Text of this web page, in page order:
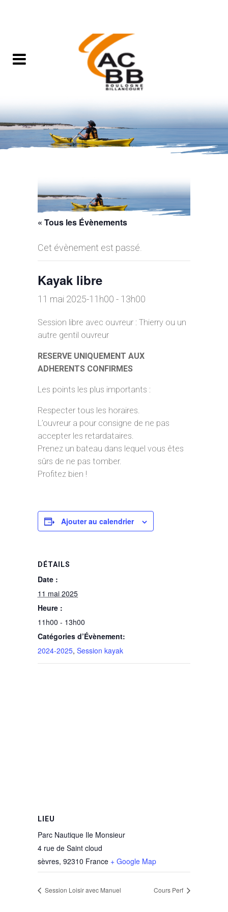
« Tous les Évènements
Cet évènement est passé.
Kayak libre
11 mai 2025-11h00 - 13h00
Session libre avec ouvreur : Thierry ou un
autre gentil ouvreur
RESERVE UNIQUEMENT AUX
ADHERENTS CONFIRMES
Les points les plus importants :
Respecter tous les horaires.
L’ouvreur a pour consigne de ne pas
accepter les retardataires.
Prenez un bateau dans lequel vous êtes
sûrs de ne pas tomber.
Profitez bien !
Ajouter au calendrier
DÉTAILS
Date :
11 mai 2025
Heure :
11h00 - 13h00
Catégories d’Évènement:
2024-2025, Session kayak
LIEU
Parc Nautique Ile Monsieur
4 rue de Saint cloud
sèvres, 92310 France + Google Map
Session Loisir avec Manuel Cours Perf